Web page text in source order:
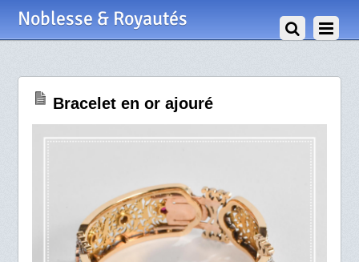
Noblesse & Royautés
Bracelet en or ajouré